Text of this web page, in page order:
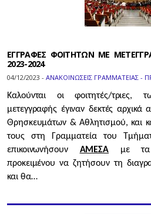
ΕΓΓΡΑΦΕΣ ΦΟΙΤΗΤΩΝ ΜΕ
2023-2024
04/12/2023 - ΑΝΑΚΟΙΝΩΣΕΙΣ ΓΡΑΜΜΑΤΕΙΑΣ -
Καλούνται οι φοιτητές/τριες,
μετεγγραφής έγιναν δεκτές αρχικά
Θρησκευμάτων & Αθλητισμού, και
τους στη Γραμματεία του
επικοινωνήσουν ΑΜΕΣΑ με τα
προκειμένου να ζητήσουν τη
και θα…